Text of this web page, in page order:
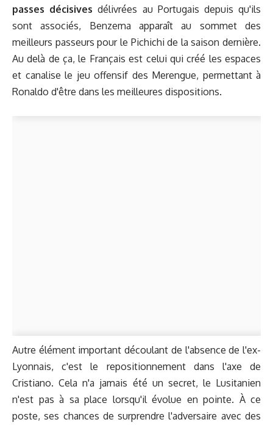
passes décisives délivrées au Portugais depuis qu'ils
sont associés, Benzema apparaît au sommet des
meilleurs passeurs pour le Pichichi de la saison dernière.
Au delà de ça, le Français est celui qui créé les espaces
et canalise le jeu offensif des Merengue, permettant à
Ronaldo d'être dans les meilleures dispositions.
Autre élément important découlant de l'absence de l'ex-
Lyonnais, c'est le repositionnement dans l'axe de
Cristiano. Cela n'a jamais été un secret, le Lusitanien
n'est pas à sa place lorsqu'il évolue en pointe. À ce
poste, ses chances de surprendre l'adversaire avec des